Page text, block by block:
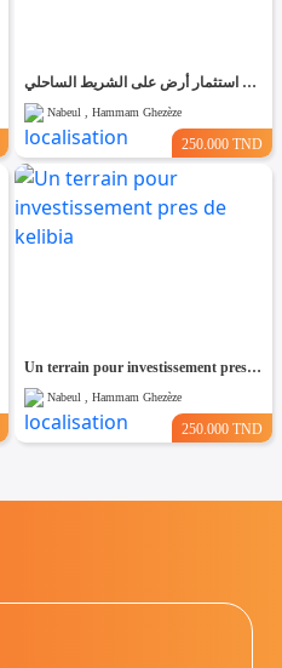
فرصة استثمار أرض على الشريط الساحلي
Nabeul , Hammam Ghezèze
250.000 TND
Un terrain pour investissement pres de kelibia
Nabeul , Hammam Ghezèze
250.000 TND